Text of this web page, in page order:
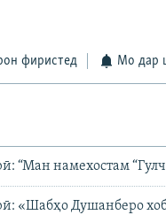
фиристед Мо дар
“Ман намехостам
«Шабҳо Душанберо